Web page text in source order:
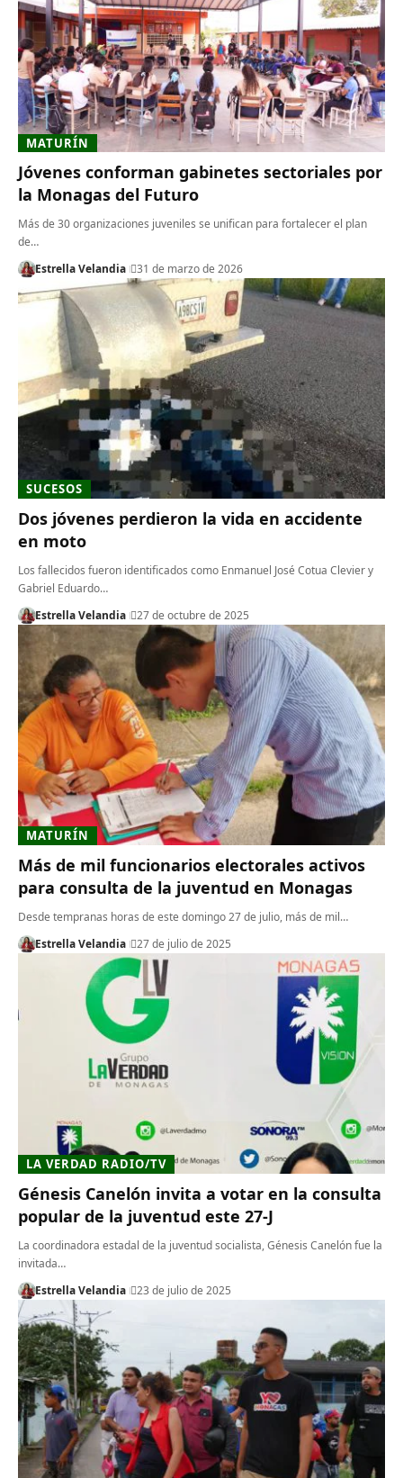
MATURÍN
Jóvenes conforman gabinetes sectoriales por
la Monagas del Futuro
Más de 30 organizaciones juveniles se unifican para fortalecer el plan
de…
Estrella Velandia
31 de marzo de 2026
SUCESOS
Dos jóvenes perdieron la vida en accidente
en moto
Los fallecidos fueron identificados como Enmanuel José Cotua Clevier y
Gabriel Eduardo…
Estrella Velandia
27 de octubre de 2025
MATURÍN
Más de mil funcionarios electorales activos
para consulta de la juventud en Monagas
Desde tempranas horas de este domingo 27 de julio, más de mil…
Estrella Velandia
27 de julio de 2025
LA VERDAD RADIO/TV
Génesis Canelón invita a votar en la consulta
popular de la juventud este 27-J
La coordinadora estadal de la juventud socialista, Génesis Canelón fue la
invitada…
Estrella Velandia
23 de julio de 2025